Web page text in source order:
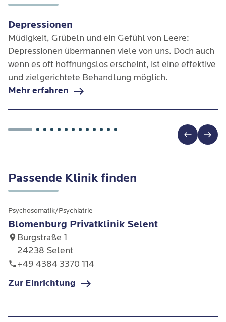
Depressionen
Müdigkeit, Grübeln und ein Gefühl von Leere:
Depressionen übermannen viele von uns. Doch auch
wenn es oft hoffnungslos erscheint, ist eine effektive
und zielgerichtete Behandlung möglich.
Mehr erfahren
Passende Klinik finden
Psychosomatik/Psychiatrie
Blomenburg Privatklinik Selent
Burgstraße 1
24238 Selent
+49 4384 3370 114
Zur Einrichtung